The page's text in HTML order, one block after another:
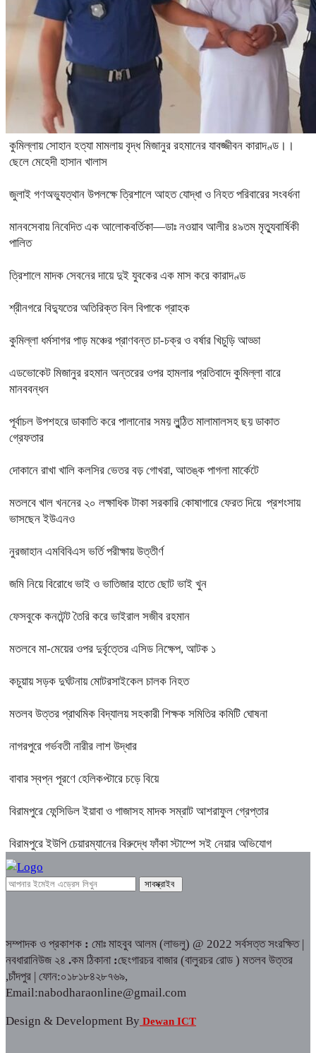
কুমিল্লায় সোহান হত্যা মামলায় বৃদ্ধ মিজানুর রহমানের যাবজ্জীবন কারাদণ্ড।।
ছেলে মেহেদী হাসান খালাস
জুলাই গণঅভ্যুত্থান উপলক্ষে ত্রিশালে আহত যোদ্ধা ও নিহত পরিবারের সংবর্ধনা
মানবসেবায় নিবেদিত এক আলোকবর্তিকা—ডাঃ নওয়াব আলীর ৪৯তম মৃত্যুবার্ষিকী
পালিত
ত্রিশালে মাদক সেবনের দায়ে দুই যুবকের এক মাস করে কারাদণ্ড
শ্রীনগরে বিদ্যুতের অতিরিক্ত বিল বিপাকে গ্রাহক
কুমিল্লা ধর্মসাগর পাড় মঞ্চের প্রাণবন্ত চা-চক্র ও বর্ষার খিচুড়ি আড্ডা
এডভোকেট মিজানুর রহমান অন্তরের ওপর হামলার প্রতিবাদে কুমিল্লা বারে
মানববন্ধন
পূর্বাচল উপশহরে ডাকাতি করে পালানোর সময় লুন্ঠিত মালামালসহ ছয় ডাকাত
গ্রেফতার
দোকানে রাখা খালি কলসির ভেতর বড় গোখরা, আতঙ্ক পাগলা মার্কেটে
মতলবে খাল খননের ২০ লক্ষাধিক টাকা সরকারি কোষাগারে ফেরত দিয়ে প্রশংসায়
ভাসছেন ইউএনও
নুরজাহান এমবিবিএস ভর্তি পরীক্ষায় উত্তীর্ণ
জমি নিয়ে বিরোধে ভাই ও ভাতিজার হাতে ছোট ভাই খুন
ফেসবুকে কনটেন্ট তৈরি করে ভাইরাল সজীব রহমান
মতলবে মা-মেয়ের ওপর দুর্বৃত্তের এসিড নিক্ষেপ, আটক ১
কচুয়ায় সড়ক দুর্ঘটনায় মোটরসাইকেল চালক নিহত
মতলব উত্তর প্রাথমিক বিদ্যালয় সহকারী শিক্ষক সমিতির কমিটি ঘোষনা
নাগরপুরে গর্ভবতী নারীর লাশ উদ্ধার
বাবার স্বপ্ন পূরণে হেলিকপ্টারে চড়ে বিয়ে
বিরামপুরে ফেন্সিডিল ইয়াবা ও গাজাসহ মাদক সম্রাট আশরাফুল গ্রেপ্তার
বিরামপুরে ইউপি চেয়ারম্যানের বিরুদ্ধে ফাঁকা স্টাম্পে সই নেয়ার অভিযোগ
সম্পাদক ও প্রকাশক : মোঃ মাহবুব আলম (লাভলু) @ 2022 সর্বসত্ত সংরক্ষিত |
নবধারানিউজ ২৪ .কম ঠিকানা :ছেংগারচর বাজার (বালুরচর রোড ) মতলব উত্তর
,চাঁদপুর | ফোন:০১৮১৮৪২৮৭৬৯,
Email:nabodharaonline@gmail.com
Design & Development By Dewan ICT